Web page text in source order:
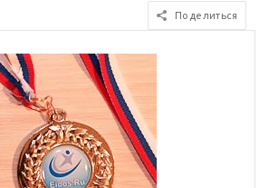
Поделиться